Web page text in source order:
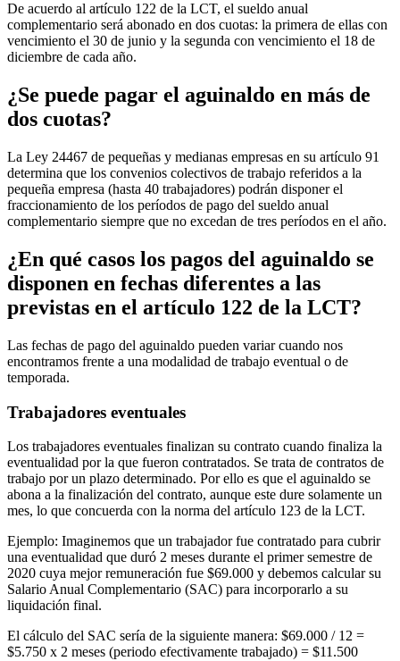
De acuerdo al artículo 122 de la LCT, el sueldo anual
complementario será abonado en dos cuotas: la primera de ellas con
vencimiento el 30 de junio y la segunda con vencimiento el 18 de
diciembre de cada año.
¿Se puede pagar el aguinaldo en más de
dos cuotas?
La Ley 24467 de pequeñas y medianas empresas en su artículo 91
determina que los convenios colectivos de trabajo referidos a la
pequeña empresa (hasta 40 trabajadores) podrán disponer el
fraccionamiento de los períodos de pago del sueldo anual
complementario siempre que no excedan de tres períodos en el año.
¿En qué casos los pagos del aguinaldo se
disponen en fechas diferentes a las
previstas en el artículo 122 de la LCT?
Las fechas de pago del aguinaldo pueden variar cuando nos
encontramos frente a una modalidad de trabajo eventual o de
temporada.
Trabajadores eventuales
Los trabajadores eventuales finalizan su contrato cuando finaliza la
eventualidad por la que fueron contratados. Se trata de contratos de
trabajo por un plazo determinado. Por ello es que el aguinaldo se
abona a la finalización del contrato, aunque este dure solamente un
mes, lo que concuerda con la norma del artículo 123 de la LCT.
Ejemplo: Imaginemos que un trabajador fue contratado para cubrir
una eventualidad que duró 2 meses durante el primer semestre de
2020 cuya mejor remuneración fue $69.000 y debemos calcular su
Salario Anual Complementario (SAC) para incorporarlo a su
liquidación final.
El cálculo del SAC sería de la siguiente manera: $69.000 / 12 =
$5.750 x 2 meses (periodo efectivamente trabajado) = $11.500